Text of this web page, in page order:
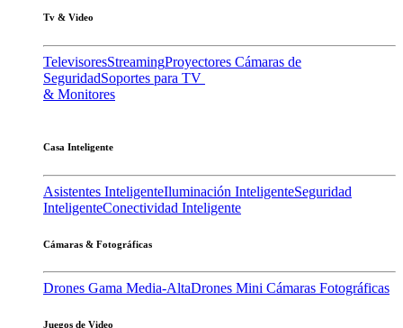
Tv & Video
TelevisoresStreamingProyectores Cámaras de
SeguridadSoportes para TV
& Monitores
Casa Inteligente
Asistentes InteligenteIluminación InteligenteSeguridad
InteligenteConectividad Inteligente
Cámaras & Fotográficas
Drones Gama Media-AltaDrones Mini Cámaras Fotográficas
Juegos de Video